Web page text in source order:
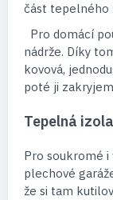
část tepelného
Pro domácí
nádrže. Díky
kovová,
poté ji
Tepelná
Pro soukromé i
plechové
že si tam